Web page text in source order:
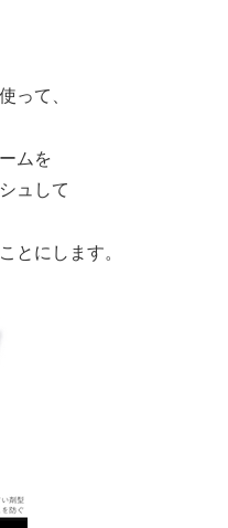
って、
ムを
ュして
とにします。